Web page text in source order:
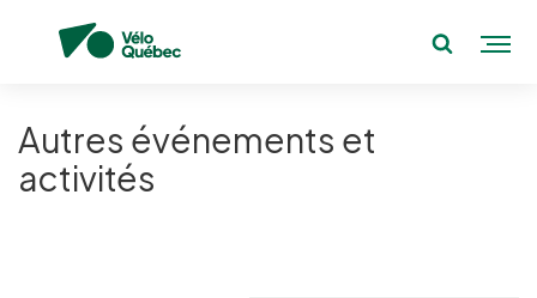
Autres événements et
activités